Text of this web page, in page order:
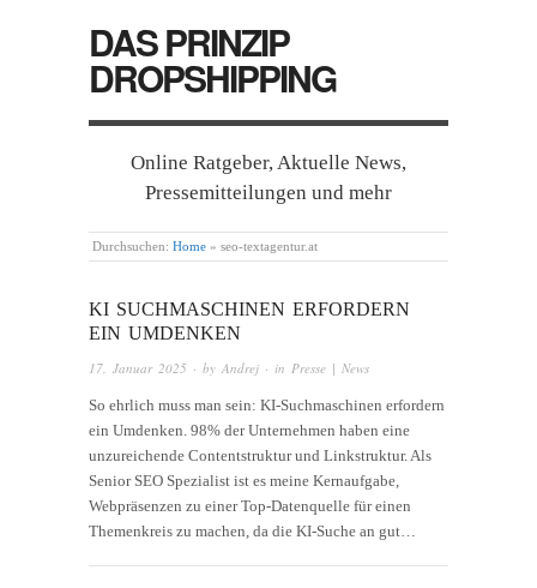
DAS PRINZIP
DROPSHIPPING
Online Ratgeber, Aktuelle News,
Pressemitteilungen und mehr
Durchsuchen: Home » seo-textagentur.at
KI SUCHMASCHINEN ERFORDERN
EIN UMDENKEN
17. Januar 2025 · by Andrej · in Presse | News
So ehrlich muss man sein: KI-Suchmaschinen erfordern
ein Umdenken. 98% der Unternehmen haben eine
unzureichende Contentstruktur und Linkstruktur. Als
Senior SEO Spezialist ist es meine Kernaufgabe,
Webpräsenzen zu einer Top-Datenquelle für einen
Themenkreis zu machen, da die KI-Suche an gut…